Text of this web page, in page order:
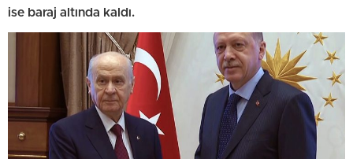
ise baraj altında kaldı.